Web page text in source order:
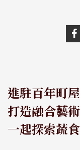
進駐百年町
打造融合藝
一起探索蔬